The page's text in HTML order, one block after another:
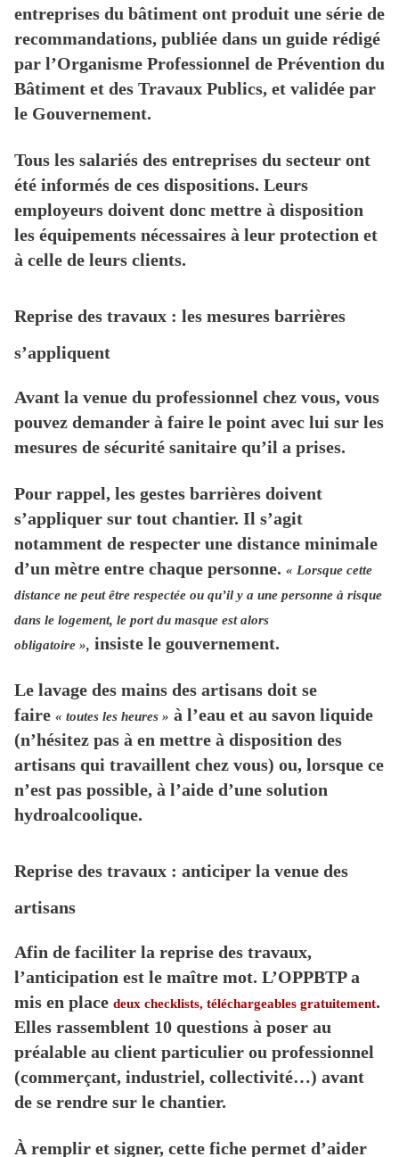
entreprises du bâtiment ont produit une série de
recommandations, publiée dans un guide rédigé
par l’Organisme Professionnel de Prévention du
Bâtiment et des Travaux Publics, et validée par
le Gouvernement.
Tous les salariés des entreprises du secteur ont
été informés de ces dispositions. Leurs
employeurs doivent donc mettre à disposition
les équipements nécessaires à leur protection et
à celle de leurs clients.
Reprise des travaux : les mesures barrières
s’appliquent
Avant la venue du professionnel chez vous, vous
pouvez demander à faire le point avec lui sur les
mesures de sécurité sanitaire qu’il a prises.
Pour rappel, les gestes barrières doivent
s’appliquer sur tout chantier. Il s’agit
notamment de respecter une distance minimale
d’un mètre entre chaque personne. « Lorsque cette
distance ne peut être respectée ou qu’il y a une personne à risque
dans le logement, le port du masque est alors
obligatoire », insiste le gouvernement.
Le lavage des mains des artisans doit se
faire « toutes les heures » à l’eau et au savon liquide
(n’hésitez pas à en mettre à disposition des
artisans qui travaillent chez vous) ou, lorsque ce
n’est pas possible, à l’aide d’une solution
hydroalcoolique.
Reprise des travaux : anticiper la venue des
artisans
Afin de faciliter la reprise des travaux,
l’anticipation est le maître mot. L’OPPBTP a
mis en place deux checklists, téléchargeables gratuitement.
Elles rassemblent 10 questions à poser au
préalable au client particulier ou professionnel
(commerçant, industriel, collectivité…) avant
de se rendre sur le chantier.
À remplir et signer, cette fiche permet d’aider